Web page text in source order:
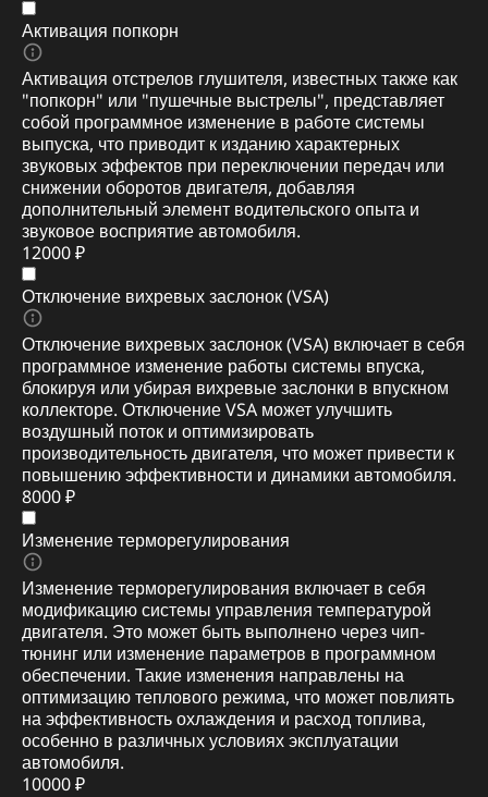
Активация попкорн
Активация отстрелов глушителя, известных также как
"попкорн" или "пушечные выстрелы", представляет
собой программное изменение в работе системы
выпуска, что приводит к изданию характерных
звуковых эффектов при переключении передач или
снижении оборотов двигателя, добавляя
дополнительный элемент водительского опыта и
звуковое восприятие автомобиля.
12000 ₽
Отключение вихревых заслонок (VSA)
Отключение вихревых заслонок (VSA) включает в себя
программное изменение работы системы впуска,
блокируя или убирая вихревые заслонки в впускном
коллекторе. Отключение VSA может улучшить
воздушный поток и оптимизировать
производительность двигателя, что может привести к
повышению эффективности и динамики автомобиля.
8000 ₽
Изменение терморегулирования
Изменение терморегулирования включает в себя
модификацию системы управления температурой
двигателя. Это может быть выполнено через чип-
тюнинг или изменение параметров в программном
обеспечении. Такие изменения направлены на
оптимизацию теплового режима, что может повлиять
на эффективность охлаждения и расход топлива,
особенно в различных условиях эксплуатации
автомобиля.
10000 ₽